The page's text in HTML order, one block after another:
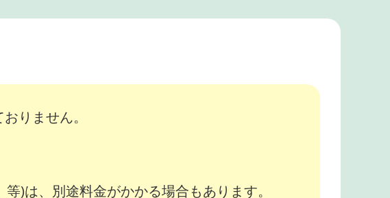
りません。
)は、別途料金がかかる場合もあります。